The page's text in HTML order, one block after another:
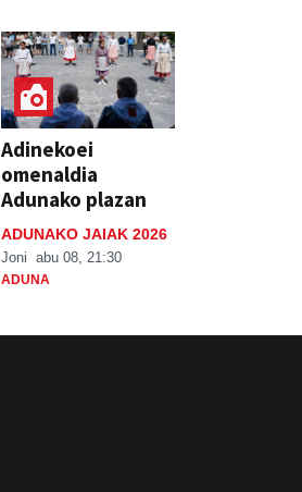
Adinekoei
omenaldia
Adunako plazan
ADUNAKO JAIAK 2026
Joni abu 08, 21:30
ADUNA